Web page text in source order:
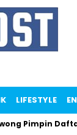
LIFESTYLE
Pimpin